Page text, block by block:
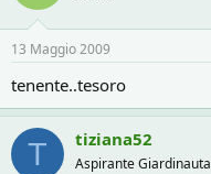
13 Maggio 2009
tenente..tesoro
T tiziana52
Aspirante Giardinauta